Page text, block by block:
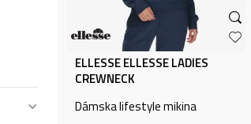
ELLESSE ELLESSE LADIES
CREWNECK
Dámska lifestyle mikina